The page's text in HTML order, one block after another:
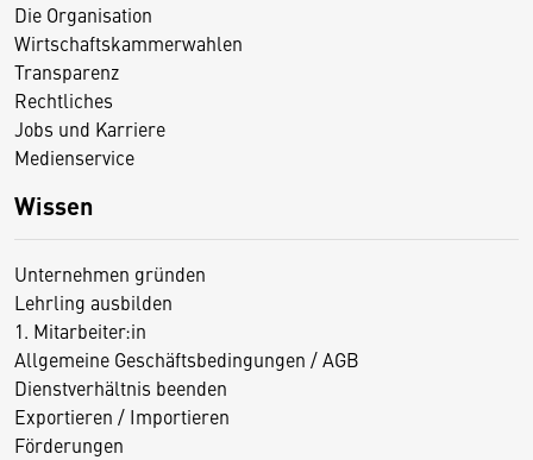
Die Organisation
Wirtschaftskammerwahlen
Transparenz
Rechtliches
Jobs und Karriere
Medienservice
Wissen
Unternehmen gründen
Lehrling ausbilden
1. Mitarbeiter:in
Allgemeine Geschäftsbedingungen / AGB
Dienstverhältnis beenden
Exportieren / Importieren
Förderungen